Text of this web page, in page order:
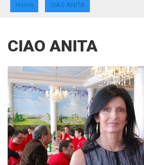
Home CIAO ANITA
CIAO ANITA